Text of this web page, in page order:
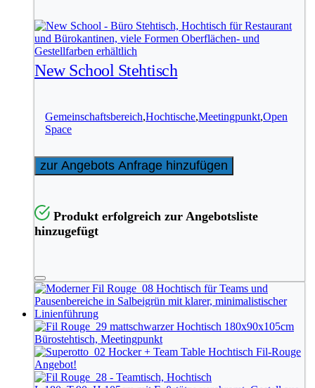
New School Stehtisch
Gemeinschaftsbereich,Hochtische,Meetingpunkt,Open
Space
zur Angebots Anfrage hinzufügen
Produkt erfolgreich zur Angebotsliste
hinzugefügt
Angebot!